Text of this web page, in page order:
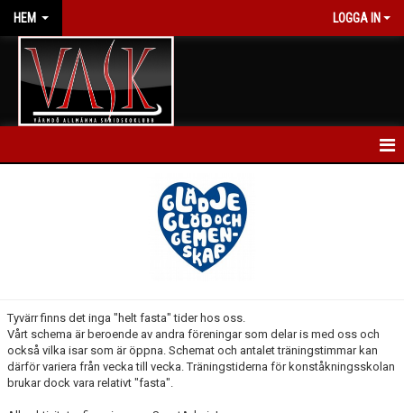
HEM LOGGA IN
BLI MEDLEM
GRUPPER & NIVÅER
Tyvärr finns det inga "helt fasta" tider hos oss.
Vårt schema är beroende av andra föreningar som delar is med oss och
också vilka isar som är öppna. Schemat och antalet träningstimmar kan
därför variera från vecka till vecka. Träningstiderna för konståkningsskolan
brukar dock vara relativt "fasta".